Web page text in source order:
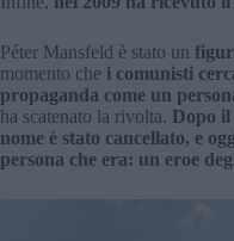
Péter Mansfeld è stato un
momento che i comunisti
propaganda come un
ha scatenato la rivolta. Dopo il
nome è stato cancellato, e
persona che era: un eroe